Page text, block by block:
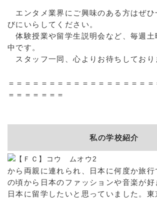
エンタメ業界にご興味のある方はぜひ
びにいらしてください。
体験授業や留学生説明会など、毎週土
中です。
スタッフ一同、心よりお待ちしており
＝＝＝＝＝＝＝＝＝＝＝＝＝＝＝＝＝＝
＝＝＝＝＝＝＝
私の学校紹介
から両親に連れられ、日本に何度か旅
の頃から日本のファッションや音楽が
日本に留学したいと思っていました。